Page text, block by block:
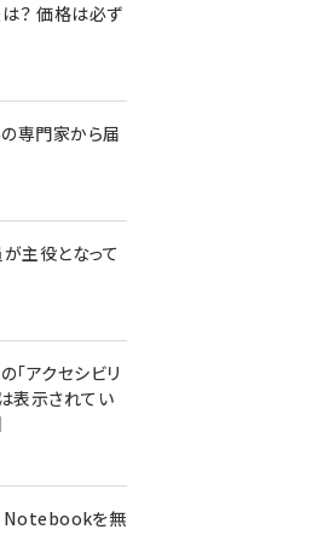
？ 価格は必ず
専門家から届
主役となって
アクセシビリ
表示されてい
Notebookを無